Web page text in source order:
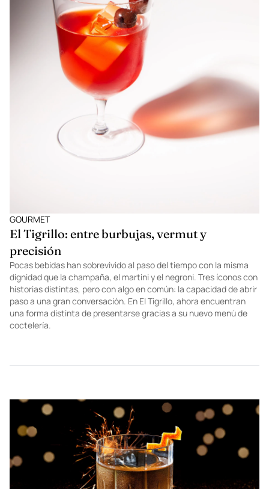
GOURMET
El Tigrillo: entre burbujas, vermut y
precisión
Pocas bebidas han sobrevivido al paso del tiempo con la misma
dignidad que la champaña, el martini y el negroni. Tres íconos con
historias distintas, pero con algo en común: la capacidad de abrir
paso a una gran conversación. En El Tigrillo, ahora encuentran
una forma distinta de presentarse gracias a su nuevo menú de
coctelería.